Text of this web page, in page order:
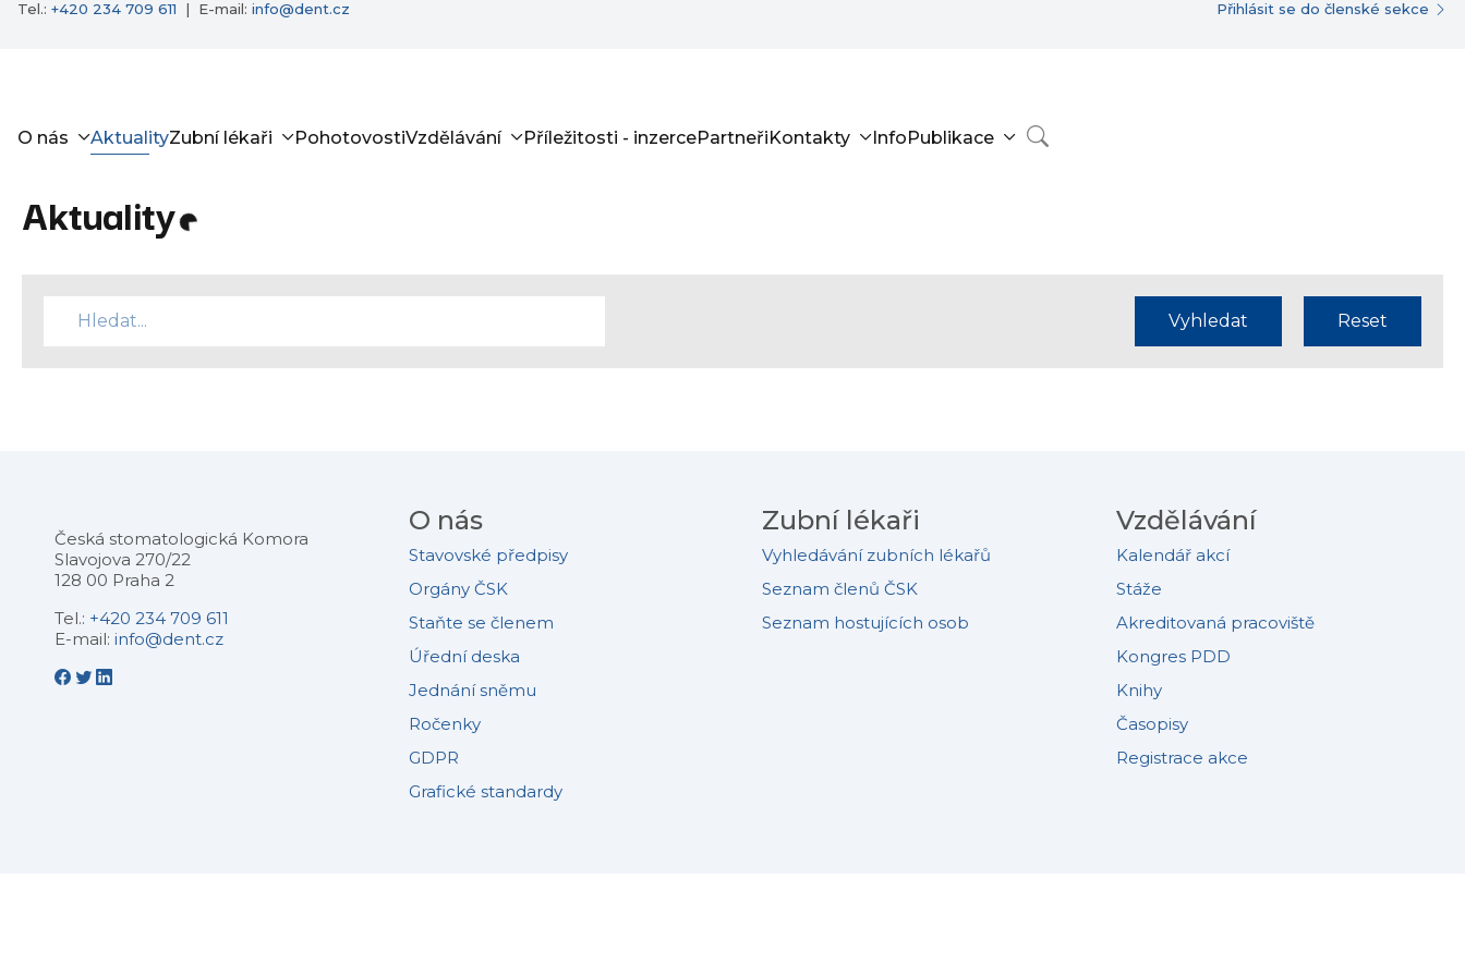
Tel.: +420 234 709 611 | E-mail: info@dent.cz Přihlásit se do členské sekce
O nás AktualityZubní lékaři PohotovostiVzdělávání Příležitosti - inzercePartneřiKontakty InfoPublikace
Aktuality
Zadejte
Vyhledat Reset
Česká stomatologická Komora
Slavojova 270/22
128 00 Praha 2
Tel.: +420 234 709 611
E-mail: info@dent.cz
O nás
Stavovské předpisy
Orgány ČSK
Staňte se členem
Úřední deska
Jednání sněmu
Ročenky
GDPR
Grafické standardy
Zubní lékaři
Vyhledávání zubních lékařů
Seznam členů ČSK
Seznam hostujících osob
Vzdělávání
Kalendář akcí
Stáže
Akreditovaná pracoviště
Kongres PDD
Knihy
Časopisy
Registrace akce